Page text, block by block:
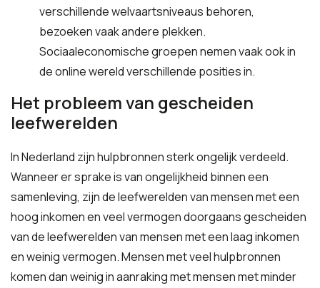
verschillende welvaartsniveaus behoren,
bezoeken vaak andere plekken.
Sociaaleconomische groepen nemen vaak ook in
de online wereld verschillende posities in.
Het probleem van gescheiden
leefwerelden
In Nederland zijn hulpbronnen sterk ongelijk verdeeld.
Wanneer er sprake is van ongelijkheid binnen een
samenleving, zijn de leefwerelden van mensen met een
hoog inkomen en veel vermogen doorgaans gescheiden
van de leefwerelden van mensen met een laag inkomen
en weinig vermogen. Mensen met veel hulpbronnen
komen dan weinig in aanraking met mensen met minder